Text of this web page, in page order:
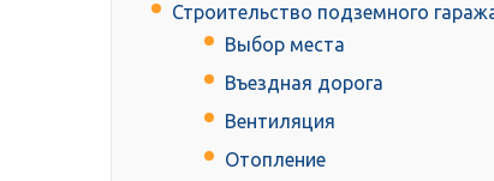
Строительство подземного
Выбор места
Въездная дорога
Вентиляция
Отопление